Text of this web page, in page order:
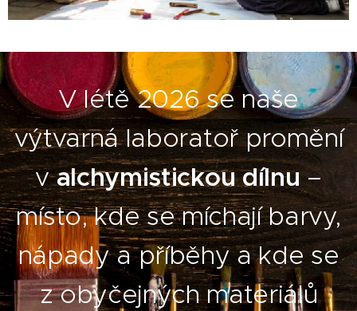
V létě 2026 se naše
výtvarná laboratoř promění
valchymistickou dílnu–
místo, kde se míchají barvy,
nápady a příběhy a kde se
z obyčejných materiálů